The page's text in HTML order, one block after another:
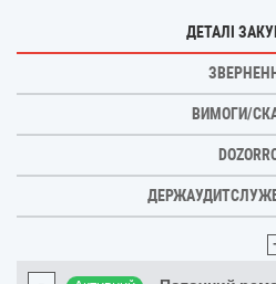
ДЕТАЛІ
ВИМОГИ/